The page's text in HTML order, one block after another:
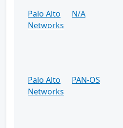
Palo Alto
Networks
N/A
Palo Alto
Networks
PAN-OS